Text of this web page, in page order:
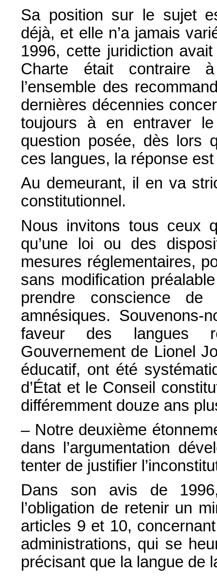
Sa position sur le sujet
déjà, et elle n’a jamais
1996, cette juridiction
Charte était contraire
l’ensemble des
dernières décennies
toujours à en entraver
question posée, dès lors
ces langues, la réponse
Au demeurant, il en va
constitutionnel.
Nous invitons tous ceux
qu’une loi ou des
mesures réglementaires,
sans modification
prendre conscience
amnésiques.
faveur des langues
Gouvernement de Lionel
éducatif, ont été
d’État et le Conseil
différemment douze ans
– Notre deuxième
dans l’argumentation
tenter de justifier
Dans son avis de
l’obligation de retenir un
articles 9 et 10,
administrations, qui se
précisant que la langue de